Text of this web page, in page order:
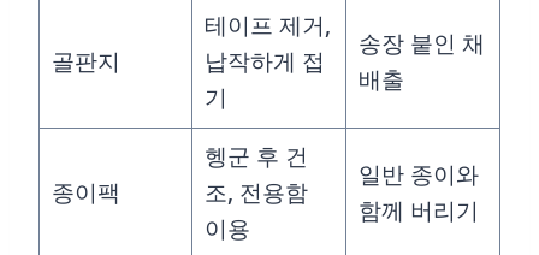
골판지
테이프 제거,
납작하게 접
기
송장 붙인 채
배출
종이팩
헹군 후 건
조, 전용함
이용
일반 종이와
함께 버리기